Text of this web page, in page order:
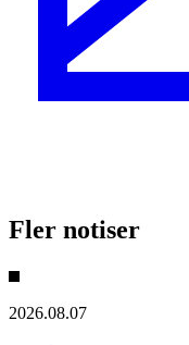
Fler notiser
2026.08.07